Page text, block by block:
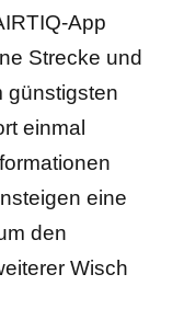
App
Strecke und
günstigsten
einmal
eine
den
Wisch